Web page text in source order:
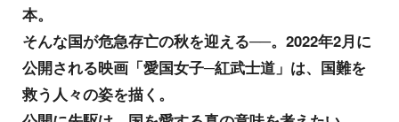
本。
そんな国が危急存亡の秋を迎える──。2022年2月に
公開される映画「愛国女子─紅武士道」は、国難を
救う人々の姿を描く。